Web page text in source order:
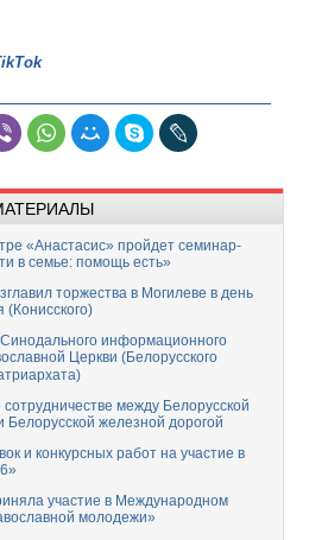
«Анастасис» пройдет семинар-
в семье: помощь есть»
торжества в Могилеве в день
(Конисского)
информационного
Церкви (Белорусского
между Белорусской
железной дорогой
и конкурсных работ на участие в
участие в Международном
молодежи»